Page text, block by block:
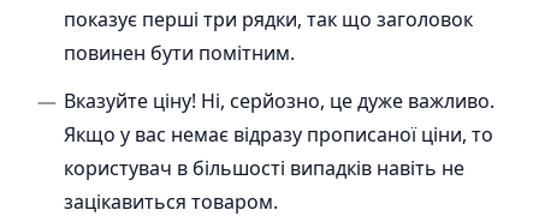
показує перші три рядки, так що заголовок
повинен бути помітним.
Вказуйте ціну! Ні, серйозно, це дуже важливо.
Якщо у вас немає відразу прописаної ціни, то
користувач в більшості випадків навіть не
зацікавиться товаром.